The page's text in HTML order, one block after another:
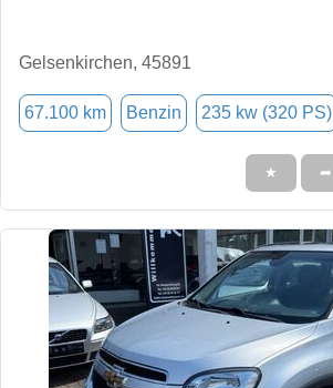
Gelsenkirchen, 45891
67.100 km Benzin 235 kw (320 PS)
★ ➦